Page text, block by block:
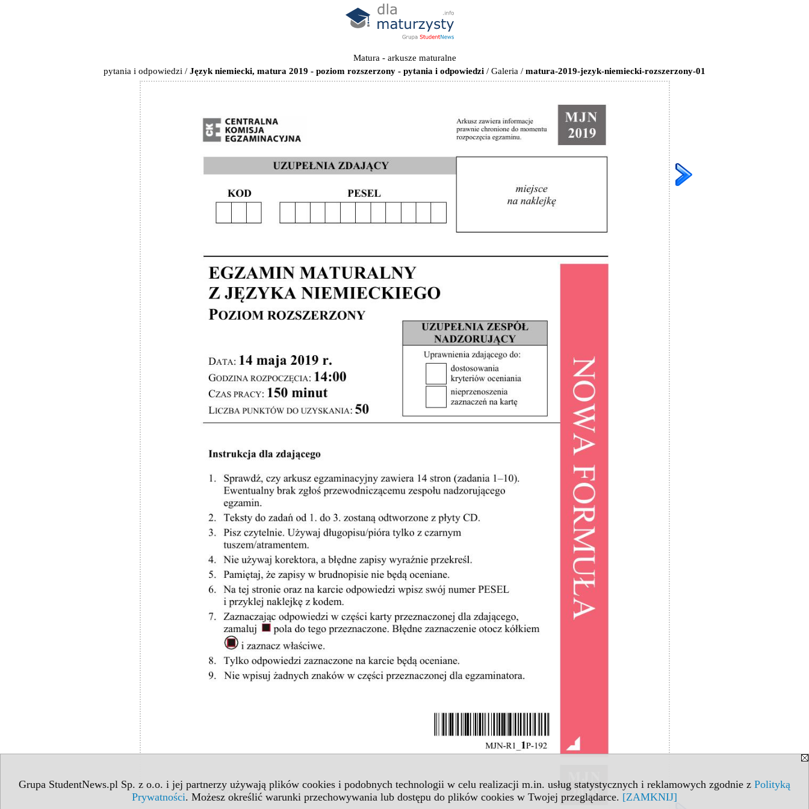
Grupa StudentNews.pl Sp. z o.o. i jej partnerzy używają plików cookies i podobnych technologii w celu realizacji m.in. usług statystycznych i reklamowych zgodnie z Polityką
Prywatności. Możesz określić warunki przechowywania lub dostępu do plików cookies w Twojej przeglądarce. [ZAMKNIJ]
Matura - arkusze maturalne
pytania i odpowiedzi / Język niemiecki, matura 2019 - poziom rozszerzony - pytania i odpowiedzi / Galeria / matura-2019-jezyk-niemiecki-rozszerzony-01